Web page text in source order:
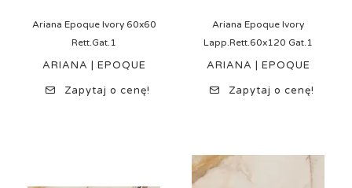
Ariana Epoque Ivory 60x60
Rett.Gat.1
ARIANA | EPOQUE
Zapytaj o cenę!
Ariana Epoque Ivory
Lapp.Rett.60x120 Gat.1
ARIANA | EPOQUE
Zapytaj o cenę!